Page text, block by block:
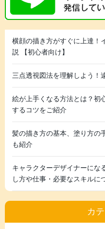
横顔の描き方がすぐに上達！
説 【初心者向け】
三点透視図法を理解しよう！
絵が上手くなる方法とは？初
するコツをご紹介
髪の描き方の基本、塗り方の
も紹介
キャラクターデザイナーにな
し方や仕事・必要なスキルに
カ